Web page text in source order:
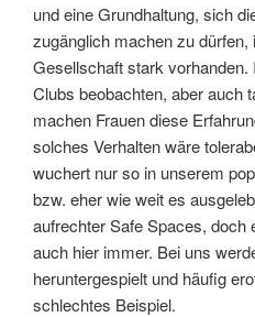
und eine Grundhaltung, sich
zugänglich machen zu
Gesellschaft stark
Clubs beobachten, aber auch
machen Frauen diese
solches Verhalten wäre
wuchert nur so in unserem
bzw. eher wie weit es
aufrechter Safe Spaces, doch
auch hier immer. Bei uns
heruntergespielt und häufig
schlechtes Beispiel.